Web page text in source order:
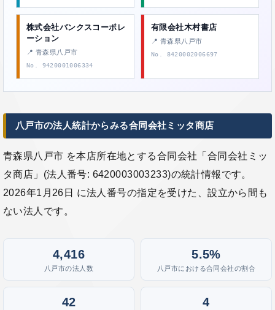
株式会社バンクスコーポレ
ーション
📍 青森県八戸市
No. 9420001006334
有限会社木村書店
📍 青森県八戸市
No. 8420002006697
八戸市の法人統計からみる合同会社ミッタ商店
青森県八戸市 を本店所在地とする合同会社「合同会社ミッ
タ商店」(法人番号: 6420003003233)の統計情報です。
2026年1月26日 に法人番号の指定を受けた、設立から間も
ない法人です。
4,416
八戸市の法人数
5.5%
八戸市における合同会社の割合
42 4